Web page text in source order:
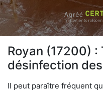
Royan (17200) :
désinfection
Il peut paraître fréquent